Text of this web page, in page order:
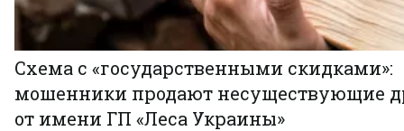
Схема с «государственными скидками»:
мошенники продают несуществующие
от имени ГП «Леса Украины»